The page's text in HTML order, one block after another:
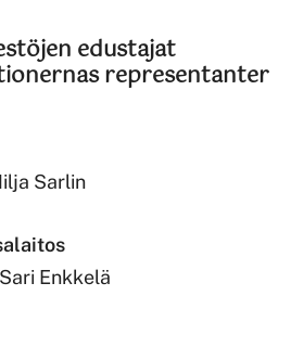
edustajat
representanter
Sarlin
Enkkelä